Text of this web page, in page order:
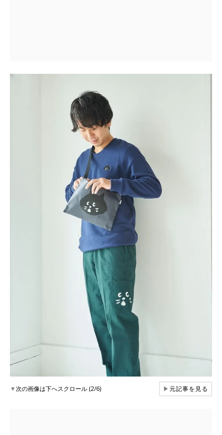
▼次の画像は下へスクロール (2/6) ▶元記事を見る